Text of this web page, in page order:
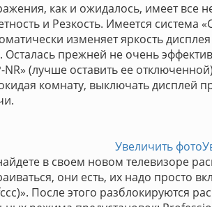
как и ожидалось, имеет все
и Резкость. Имеется система
изменяет яркость
прежней не очень
NR» (лучше оставить ее
комнату, выключать
Увеличить фото
в своем новом телевизоре
они есть, их надо просто
После этого разблокируются